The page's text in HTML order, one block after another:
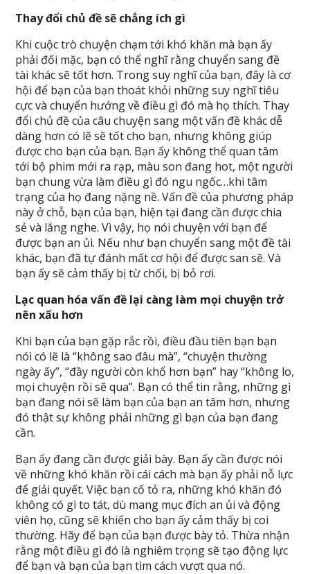
Thay đổi chủ đề sẽ chẳng ích gì
Khi cuộc trò chuyện chạm tới khó khăn mà bạn ấy
phải đối mặc, bạn có thể nghĩ rằng chuyển sang đề
tài khác sẽ tốt hơn. Trong suy nghĩ của bạn, đây là cơ
hội để bạn của bạn thoát khỏi những suy nghĩ tiêu
cực và chuyển hướng về điều gì đó mà họ thích. Thay
đổi chủ đề của câu chuyện sang một vấn đề khác dễ
dàng hơn có lẽ sẽ tốt cho bạn, nhưng không giúp
được cho bạn của bạn. Bạn ấy không thể quan tâm
tới bộ phim mới ra rạp, màu son đang hot, một người
bạn chung vừa làm điều gì đó ngu ngốc…khi tâm
trạng của họ đang nặng nề. Vấn đề của phương pháp
này ở chỗ, bạn của bạn, hiện tại đang cần được chia
sẻ và lắng nghe. Vì vậy, họ nói chuyện với bạn để
được bạn an ủi. Nếu như bạn chuyển sang một đề tài
khác, bạn đã tự đánh mất cơ hội để được san sẽ. Và
bạn ấy sẽ cảm thấy bị từ chối, bị bỏ rơi.
Lạc quan hóa vấn đề lại càng làm mọi chuyện trở
nên xấu hơn
Khi bạn của bạn gặp rắc rồi, điều đầu tiên bạn bạn
nói có lẽ là “không sao đâu mà”, “chuyện thường
ngày ấy”, “đầy người còn khổ hơn bạn” hay “không lo,
mọi chuyện rồi sẽ qua”. Bạn có thể tin rằng, những gì
bạn đang nói sẽ làm bạn của bạn an tâm hơn, nhưng
đó thật sự không phải những gì bạn của bạn đang
cần.
Bạn ấy đang cần được giải bày. Bạn ấy cần được nói
về những khó khăn rồi cái cách mà bạn ấy phải nỗ lực
để giải quyết. Việc bạn cố tỏ ra, những khó khăn đó
không có gì to tát, dù mang mục đích an ủi và động
viên họ, cũng sẽ khiến cho bạn ấy cảm thấy bị coi
thường. Hãy để bạn của bạn được bày tỏ. Thừa nhận
rằng một điều gì đó là nghiêm trọng sẽ tạo động lực
để bạn và bạn của bạn tìm cách vượt qua nó.